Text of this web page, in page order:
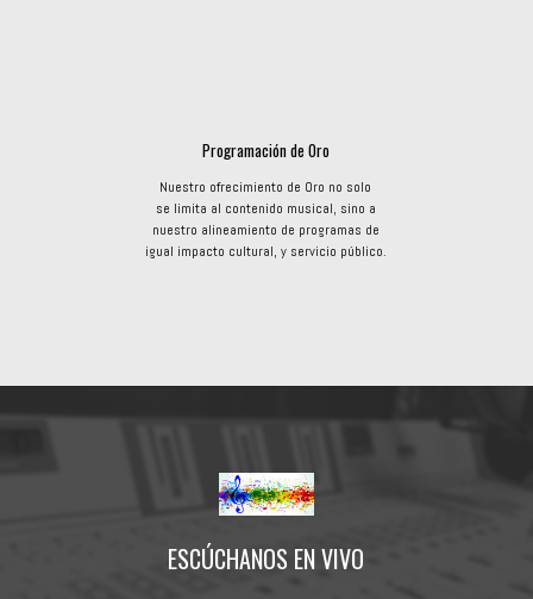
Programación de Oro
Nuestro ofrecimiento de Oro no solo
se limita al contenido musical, sino a
nuestro alineamiento de programas de
igual impacto cultural, y servicio público.
ESCÚCHANOS EN VIVO